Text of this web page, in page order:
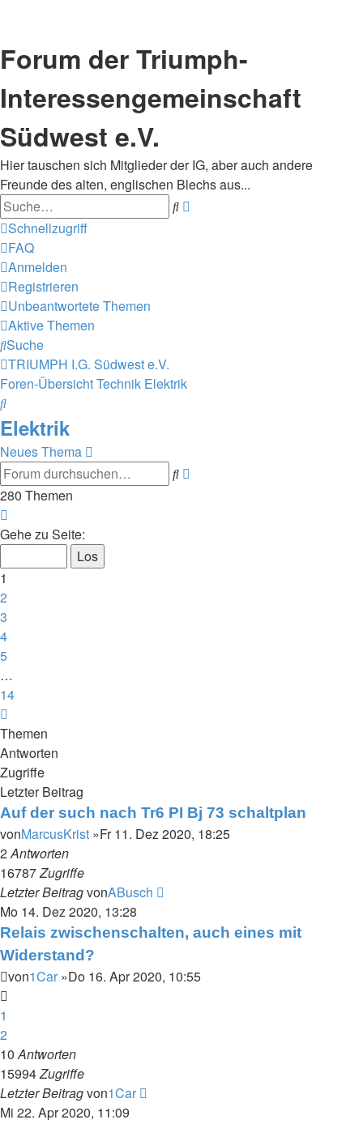
Forum der Triumph-
Interessengemeinschaft
Südwest e.V.
Hier tauschen sich Mitglieder der IG, aber auch andere
Freunde des alten, englischen Blechs aus...
Suche
Schnellzugriff
FAQ
Anmelden
Registrieren
Unbeantwortete Themen
Aktive Themen
Suche
TRIUMPH I.G. Südwest e.V.
Foren-ÜbersichtTechnik Elektrik
Suche
Elektrik
Neues Thema
Suche
280 Themen
1
14
Gehe zu Seite:
1
2
3
4
5
…
14
Themen
Antworten
Zugriffe
Letzter Beitrag
Auf der such nach Tr6 PI Bj 73 schaltplan
vonMarcusKrist »Fr 11. Dez 2020, 18:25
2Antworten
16787Zugriffe
Letzter BeitragvonABusch
Mo 14. Dez 2020, 13:28
Relais zwischenschalten, auch eines mit
Widerstand?
von1Car »Do 16. Apr 2020, 10:55
1
2
10Antworten
15994Zugriffe
Letzter Beitragvon1Car
Mi 22. Apr 2020, 11:09